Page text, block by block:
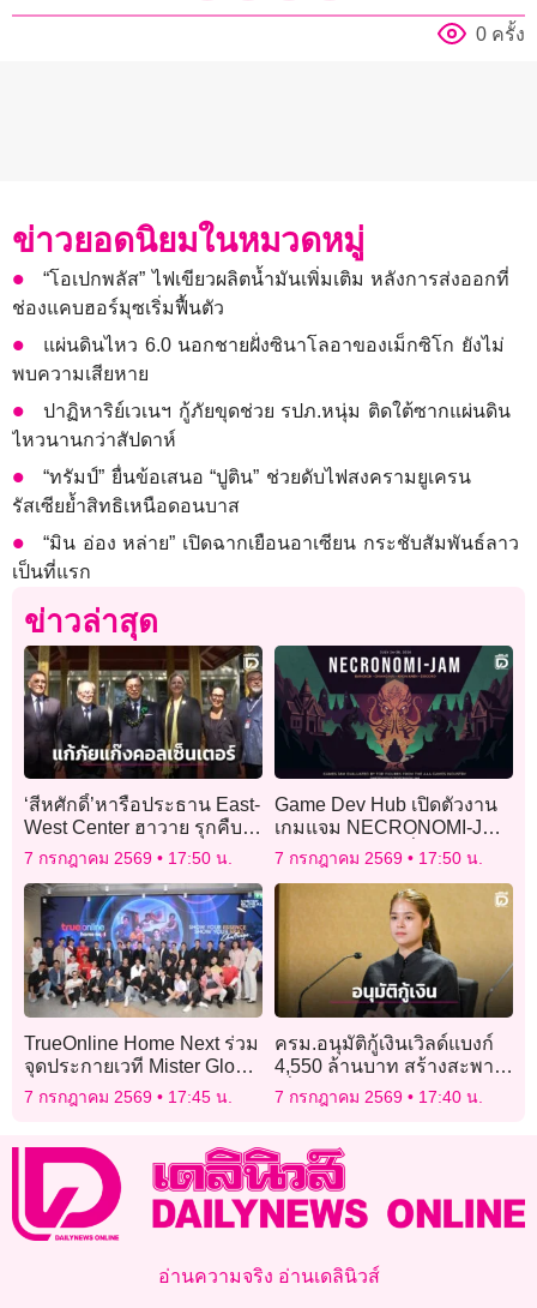
0 ครั้ง
ข่าวยอดนิยมในหมวดหมู่
“โอเปกพลัส” ไฟเขียวผลิตน้ำมันเพิ่มเติม หลังการส่งออกที่
ช่องแคบฮอร์มุซเริ่มฟื้นตัว
แผ่นดินไหว 6.0 นอกชายฝั่งซินาโลอาของเม็กซิโก ยังไม่
พบความเสียหาย
ปาฏิหาริย์เวเนฯ กู้ภัยขุดช่วย รปภ.หนุ่ม ติดใต้ซากแผ่นดิน
ไหวนานกว่าสัปดาห์
“ทรัมป์” ยื่นข้อเสนอ “ปูติน” ช่วยดับไฟสงครามยูเครน
รัสเซียย้ำสิทธิเหนือดอนบาส
“มิน อ่อง หล่าย” เปิดฉากเยือนอาเซียน กระชับสัมพันธ์ลาว
เป็นที่แรก
ข่าวล่าสุด
‘สีหศักดิ์’หารือประธาน East-
West Center ฮาวาย รุกคืบ
หุ้นส่วนยุทธศาสตร์ไทย-
สหรัฐ ลุยแก้’ไซเบอร์-แก๊ง
คอลเซ็นเตอร์’
7 กรกฎาคม 2569 17:50 น.
Game Dev Hub เปิดตัวงาน
เกมแจม NECRONOMI-JAM
ใน 3 จังหวัด วันที่ 24-26 ก.ค.
7 กรกฎาคม 2569 17:50 น.
TrueOnline Home Next ร่วม
จุดประกายเวที Mister Global
Thailand 2026 เฟ้นหา ‘True
Gentlemen’
7 กรกฎาคม 2569 17:45 น.
ครม.อนุมัติกู้เงินเวิลด์แบงก์
4,550 ล้านบาท สร้างสะพาน
เชื่อมเกาะ-ทะเลสาบ
7 กรกฎาคม 2569 17:40 น.
อ่านความจริง อ่านเดลินิวส์